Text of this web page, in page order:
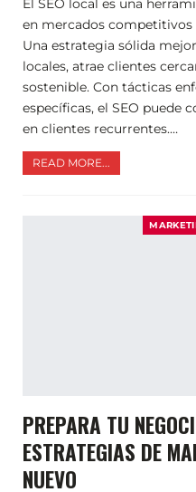
El SEO local es una
en mercados competitivos
Una estrategia sólida
locales, atrae clientes
sostenible. Con tácticas
específicas, el SEO puede
en clientes recurrentes.…
READ MORE...
PREPARA TU
ESTRATEGIAS DE
NUEVO